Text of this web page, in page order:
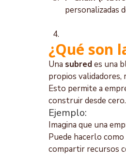
personalizadas
¿Qué son
Una subred es una
propios
Esto permite a
construir desde cero.
Ejemplo:
Imagina que una
Puede hacerlo
compartir recursos